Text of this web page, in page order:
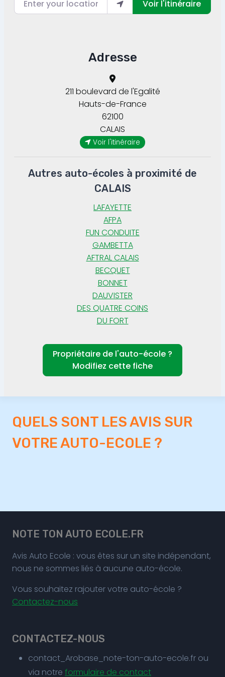
Voir l'itinéraire
Adresse
211 boulevard de l'Egalité
CALAIS
Hauts-de-France
62100
Voir l'itinéraire
Autres auto-écoles à proximité de
CALAIS
LAFAYETTE
AFPA
FUN CONDUITE
GAMBETTA
AFTRAL CALAIS
BECQUET
BONNET
DAUVISTER
DES QUATRE COINS
DU FORT
Propriétaire de l'auto-école ?
Modifiez cette fiche
QUELS SONT LES AVIS SUR
VOTRE AUTO-ECOLE ?
NOTE TON AUTO ECOLE.FR
Avis Auto Ecole : vous êtes sur un site indépendant,
nous ne sommes liés à aucune auto-école.
Vous souhaitez rajouter votre auto-école ?
Contactez-nous
CONTACTEZ-NOUS
contact_Arobase_note-ton-auto-ecole.fr ou
via notre formulaire de contact